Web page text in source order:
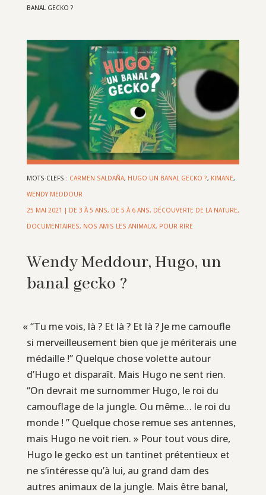
BANAL GECKO ?
MOTS-CLEFS : CARMEN SALDAÑA, HUGO UN BANAL GECKO ?, KIMANE,
WENDY MEDDOUR
25 MAI 2021 | DE 3 À 5 ANS, DE 5 À 6 ANS, DÉCOUVERTE DE LA NATURE,
DOCUMENTAIRES, NOS AMIS LES ANIMAUX, POUR RIRE
Wendy Meddour, Hugo, un
banal gecko ?
« “Tu me vois, là ? Et là ? Et là ? Je me camoufle
si merveilleusement bien que je mériterais une
médaille !” Quelque chose volette autour
d’Hugo et disparaît. Mais Hugo ne sent rien.
“On devrait me surnommer Hugo, le roi du
camouflage de la jungle. Ou même… le roi du
monde ! ” Quelque chose remue ses antennes,
mais Hugo ne voit rien. » Pour tout vous dire,
Hugo le gecko est un tantinet prétentieux et
ne s’intéresse qu’à lui, au grand dam des
autres animaux de la jungle. Mais être banal,